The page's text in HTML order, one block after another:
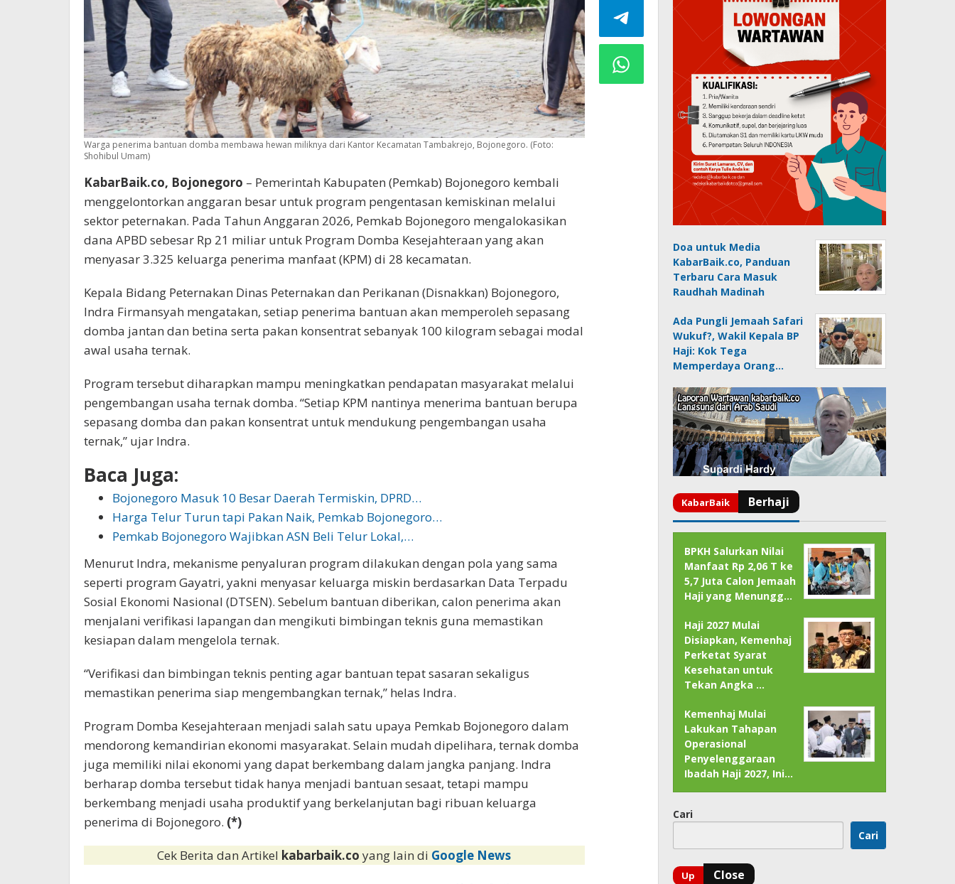
Warga penerima bantuan domba membawa hewan miliknya dari Kantor Kecamatan Tambakrejo, Bojonegoro. (Foto:
Shohibul Umam)
KabarBaik.co, Bojonegoro – Pemerintah Kabupaten (Pemkab) Bojonegoro kembali
menggelontorkan anggaran besar untuk program pengentasan kemiskinan melalui
sektor peternakan. Pada Tahun Anggaran 2026, Pemkab Bojonegoro mengalokasikan
dana APBD sebesar Rp 21 miliar untuk Program Domba Kesejahteraan yang akan
menyasar 3.325 keluarga penerima manfaat (KPM) di 28 kecamatan.
Kepala Bidang Peternakan Dinas Peternakan dan Perikanan (Disnakkan) Bojonegoro,
Indra Firmansyah mengatakan, setiap penerima bantuan akan memperoleh sepasang
domba jantan dan betina serta pakan konsentrat sebanyak 100 kilogram sebagai modal
awal usaha ternak.
Program tersebut diharapkan mampu meningkatkan pendapatan masyarakat melalui
pengembangan usaha ternak domba. “Setiap KPM nantinya menerima bantuan berupa
sepasang domba dan pakan konsentrat untuk mendukung pengembangan usaha
ternak,” ujar Indra.
Baca Juga:
Bojonegoro Masuk 10 Besar Daerah Termiskin, DPRD…
Harga Telur Turun tapi Pakan Naik, Pemkab Bojonegoro…
Pemkab Bojonegoro Wajibkan ASN Beli Telur Lokal,…
Menurut Indra, mekanisme penyaluran program dilakukan dengan pola yang sama
seperti program Gayatri, yakni menyasar keluarga miskin berdasarkan Data Terpadu
Sosial Ekonomi Nasional (DTSEN). Sebelum bantuan diberikan, calon penerima akan
menjalani verifikasi lapangan dan mengikuti bimbingan teknis guna memastikan
kesiapan dalam mengelola ternak.
“Verifikasi dan bimbingan teknis penting agar bantuan tepat sasaran sekaligus
memastikan penerima siap mengembangkan ternak,” helas Indra.
Program Domba Kesejahteraan menjadi salah satu upaya Pemkab Bojonegoro dalam
mendorong kemandirian ekonomi masyarakat. Selain mudah dipelihara, ternak domba
juga memiliki nilai ekonomi yang dapat berkembang dalam jangka panjang. Indra
berharap domba tersebut tidak hanya menjadi bantuan sesaat, tetapi mampu
berkembang menjadi usaha produktif yang berkelanjutan bagi ribuan keluarga
penerima di Bojonegoro. (*)
Cek Berita dan Artikel kabarbaik.coyang lain di Google News
Doa untuk Media
KabarBaik.co, Panduan
Terbaru Cara Masuk
Raudhah Madinah
Ada Pungli Jemaah Safari
Wukuf?, Wakil Kepala BP
Haji: Kok Tega
Memperdaya Orang…
BPKH Salurkan Nilai
Manfaat Rp 2,06 T ke
5,7 Juta Calon Jemaah
Haji yang Menungg…
Haji 2027 Mulai
Disiapkan, Kemenhaj
Perketat Syarat
Kesehatan untuk
Tekan Angka …
Kemenhaj Mulai
Lakukan Tahapan
Operasional
Penyelenggaraan
Ibadah Haji 2027, Ini…
Cari
Cari